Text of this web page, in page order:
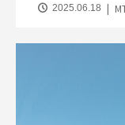
2025.06.18